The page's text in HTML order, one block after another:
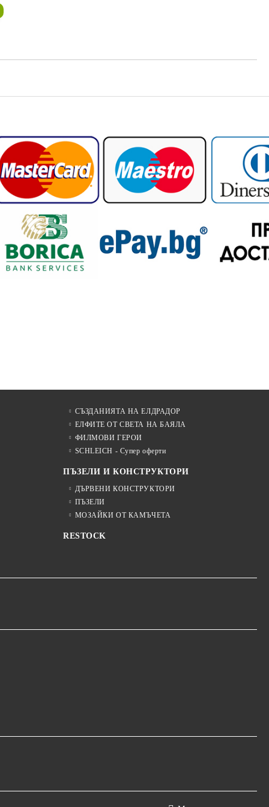
СЪЗДАНИЯТА НА ЕЛДРАДОР
ЕЛФИТЕ ОТ СВЕТА НА БАЯЛА
ФИЛМОВИ ГЕРОИ
SCHLEICH - Супер оферти
ПЪЗЕЛИ И КОНСТРУКТОРИ
ДЪРВЕНИ КОНСТРУКТОРИ
ПЪЗЕЛИ
МОЗАЙКИ ОТ КАМЪЧЕТА
RESTOCK